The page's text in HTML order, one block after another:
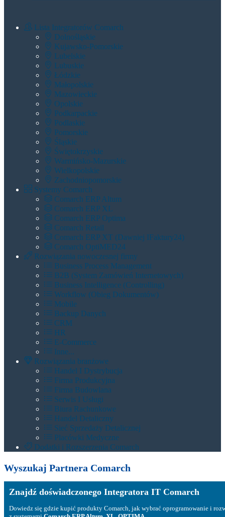
Lista Integratorów Comarch
Dolnośląskie
Kujawsko-Pomorskie
Lubelskie
Lubuskie
Łódzkie
Małopolskie
Mazowieckie
Opolskie
Podkarpackie
Podlaskie
Pomorskie
Śląskie
Świętokrzyskie
Warmińsko-Mazurskie
Wielkopolskie
Zachodniopomorskie
Systemy Comarch
Comarch ERP Altum
Comarch ERP XL
Comarch ERP Optima
Comarch Retail
Comarch ERP XT (dawniej IFaktury24)
Comarch OptiMED24
Rozwiązania nowoczesnej firmy
Business Process Management
B2B (System Zamówień Internetowych)
Business Intelligence (Controlling)
Workflow (Obieg Dokumentów)
Mobile
Backup Danych
CRM
HR
E-Commerce
Inne...
Rozwiązania branżowe
Handel I Dystrybucja
Firma Produkcyjna
Firma Budowlana
Serwis I Usługi
Biura Rachunkowe
Handel Detaliczny
Sieć Sprzedaży Detalicznej
Placówki Medyczne
Dodatki i Rozszerzenia Comarch
Wyszukaj Partnera Comarch
Znajdź doświadczonego Integratora IT Comarch
Dowiedz się gdzie kupić produkty Comarch, jak wybrać oprogramowanie i